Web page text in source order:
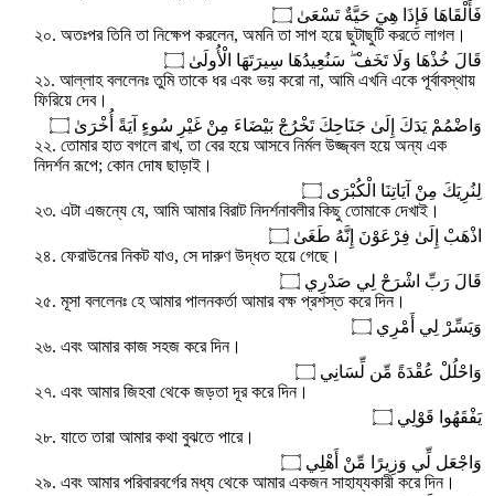
فَأَلْقَاهَا فَإِذَا هِيَ حَيَّةٌ تَسْعَىٰ ۝
২০. অতঃপর তিনি তা নিক্ষেপ করলেন, অমনি তা সাপ হয়ে ছুটাছুটি করতে লাগল।
قَالَ خُذْهَا وَلَا تَخَفْ ۖ سَنُعِيدُهَا سِيرَتَهَا الْأُولَىٰ ۝
২১. আল্লাহ বললেনঃ তুমি তাকে ধর এবং ভয় করো না, আমি এখনি একে পূর্বাবস্থায়
ফিরিয়ে দেব।
وَاضْمُمْ يَدَكَ إِلَىٰ جَنَاحِكَ تَخْرُجْ بَيْضَاءَ مِنْ غَيْرِ سُوءٍ آيَةً أُخْرَىٰ ۝
২২. তোমার হাত বগলে রাখ, তা বের হয়ে আসবে নির্মল উজ্জ্বল হয়ে অন্য এক
নিদর্শন রূপে; কোন দোষ ছাড়াই।
لِنُرِيَكَ مِنْ آيَاتِنَا الْكُبْرَى ۝
২৩. এটা এজন্যে যে, আমি আমার বিরাট নিদর্শনাবলীর কিছু তোমাকে দেখাই।
اذْهَبْ إِلَىٰ فِرْعَوْنَ إِنَّهُ طَغَىٰ ۝
২৪. ফেরাউনের নিকট যাও, সে দারুণ উদ্ধত হয়ে গেছে।
قَالَ رَبِّ اشْرَحْ لِي صَدْرِي ۝
২৫. মূসা বললেনঃ হে আমার পালনকর্তা আমার বক্ষ প্রশস্ত করে দিন।
وَيَسِّرْ لِي أَمْرِي ۝
২৬. এবং আমার কাজ সহজ করে দিন।
وَاحْلُلْ عُقْدَةً مِّن لِّسَانِي ۝
২৭. এবং আমার জিহবা থেকে জড়তা দূর করে দিন।
يَفْقَهُوا قَوْلِي ۝
২৮. যাতে তারা আমার কথা বুঝতে পারে।
وَاجْعَل لِّي وَزِيرًا مِّنْ أَهْلِي ۝
২৯. এবং আমার পরিবারবর্গের মধ্য থেকে আমার একজন সাহায্যকারী করে দিন।